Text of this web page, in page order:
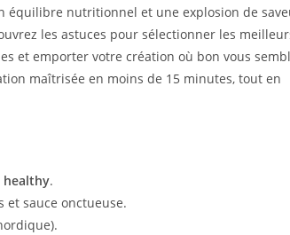
équilibre nutritionnel et une explosion de
les astuces pour sélectionner les
et emporter votre création où bon vous
maîtrisée en moins de 15 minutes, tout en
healthy.
et sauce onctueuse.